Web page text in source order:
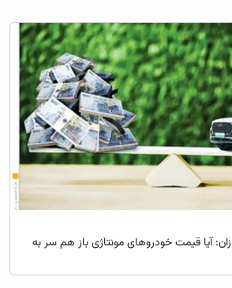
آیا قیمت خودروهای مونتاژی باز هم سر به